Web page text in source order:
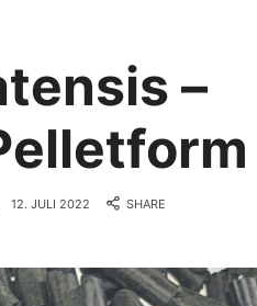
–
12. JULI 2022 SHARE